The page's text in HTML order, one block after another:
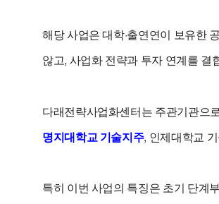
해당 사업은 대학·출연연이 보유한
않고, 사업화 전략과 투자 연계를
다래전략사업화센터는 주관기관으
명지대학교 기술지주, 인제대학교
특히 이번 사업의 특징은 초기 단계